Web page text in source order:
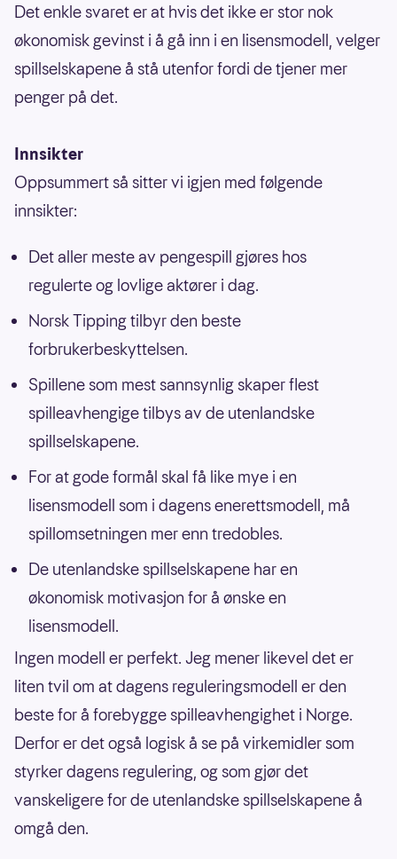
Det enkle svaret er at hvis det ikke er stor nok
økonomisk gevinst i å gå inn i en lisensmodell, velger
spillselskapene å stå utenfor fordi de tjener mer
penger på det.
Innsikter
Oppsummert så sitter vi igjen med følgende
innsikter:
Det aller meste av pengespill gjøres hos
regulerte og lovlige aktører i dag.
Norsk Tipping tilbyr den beste
forbrukerbeskyttelsen.
Spillene som mest sannsynlig skaper flest
spilleavhengige tilbys av de utenlandske
spillselskapene.
For at gode formål skal få like mye i en
lisensmodell som i dagens enerettsmodell, må
spillomsetningen mer enn tredobles.
De utenlandske spillselskapene har en
økonomisk motivasjon for å ønske en
lisensmodell.
Ingen modell er perfekt. Jeg mener likevel det er
liten tvil om at dagens reguleringsmodell er den
beste for å forebygge spilleavhengighet i Norge.
Derfor er det også logisk å se på virkemidler som
styrker dagens regulering, og som gjør det
vanskeligere for de utenlandske spillselskapene å
omgå den.